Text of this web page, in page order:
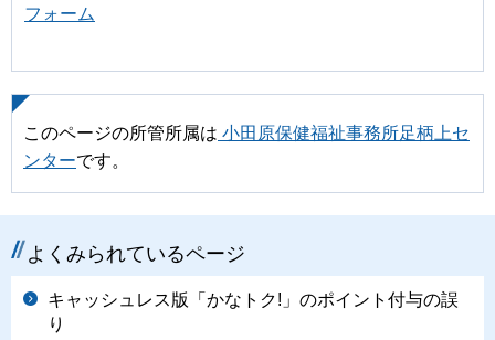
フォーム
このページの所管所属は 小田原保健福祉事務所足柄上セ
ンターです。
よくみられているページ
キャッシュレス版「かなトク!」のポイント付与の誤
り